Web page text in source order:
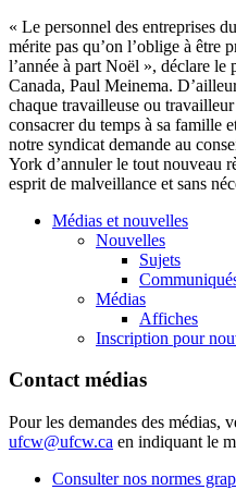
« Le personnel des entreprises
mérite pas qu’on l’oblige à être
l’année à part Noël », déclare
Canada, Paul Meinema.
chaque travailleuse ou
consacrer du temps à sa famille
notre syndicat demande au
York d’annuler le tout nouveau
esprit de malveillance et sans
Médias et nouvelles
Nouvelles
Sujets
Médias
Affiches
Inscription pour
Contact médias
Pour les demandes des médias,
ufcw@ufcw.ca en indiquant le
Consulter nos normes